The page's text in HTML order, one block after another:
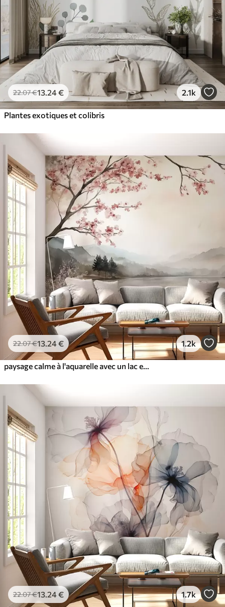
22.07€13 .24€ 2.1k
Plantes exotiques et colibris
22.07€13 .24€ 1.2k
22.07€13 .24€ 1.7k